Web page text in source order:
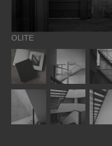
OLITE